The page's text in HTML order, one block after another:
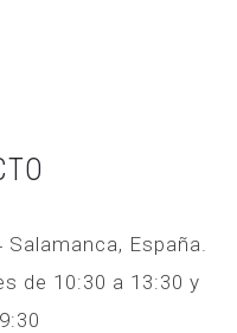
España.
de 10:30 a 13:30 y